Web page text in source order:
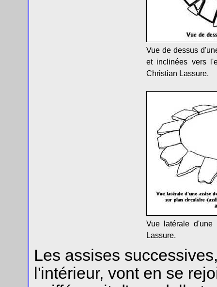
Vue de dessus
et inclinées vers
Christian Lassure.
Vue latérale d'une
Lassure.
Les assises
l'intérieur, vont en se